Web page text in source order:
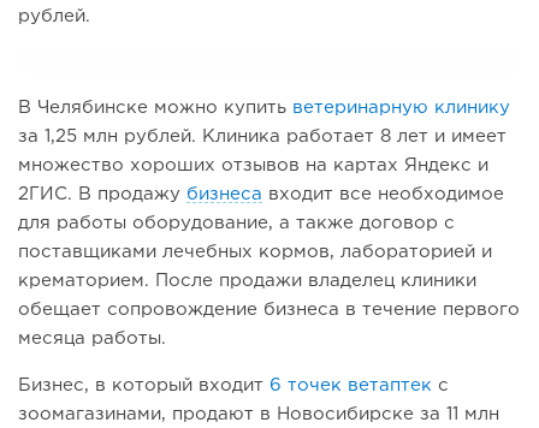
рублей.
В Челябинске можно купить ветеринарную клинику
за 1,25 млн рублей. Клиника работает 8 лет и имеет
множество хороших отзывов на картах Яндекс и
2ГИС. В продажу бизнеса входит все необходимое
для работы оборудование, а также договор с
поставщиками лечебных кормов, лабораторией и
крематорием. После продажи владелец клиники
обещает сопровождение бизнеса в течение первого
месяца работы.
Бизнес, в который входит 6 точек ветаптек с
зоомагазинами, продают в Новосибирске за 11 млн